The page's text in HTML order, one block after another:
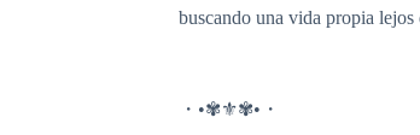
buscando una vida propia
・•✾⚜✾•・